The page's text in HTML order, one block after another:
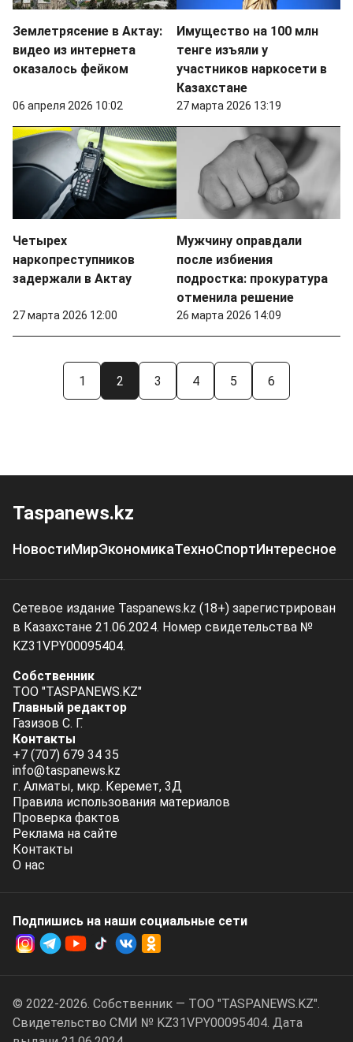
Землетрясение в Актау:
видео из интернета
оказалось фейком
06 апреля 2026 10:02
Имущество на 100 млн
тенге изъяли у
участников наркосети в
Казахстане
27 марта 2026 13:19
Четырех
наркопреступников
задержали в Актау
27 марта 2026 12:00
Мужчину оправдали
после избиения
подростка: прокуратура
отменила решение
26 марта 2026 14:09
1 2 3 4 5 6
Taspanews.kz
НовостиМирЭкономикаТехноСпортИнтересное
Сетевое издание Taspanews.kz (18+) зарегистрирован
в Казахстане 21.06.2024. Номер свидетельства №
KZ31VPY00095404.
Собственник
ТОО "TASPANEWS.KZ"
Главный редактор
Газизов С. Г.
Контакты
+7 (707) 679 34 35
info@taspanews.kz
г. Алматы, мкр. Керемет, 3Д
Правила использования материалов
Проверка фактов
Реклама на сайте
Контакты
О нас
Подпишись на наши социальные cети
© 2022-2026. Собственник — ТОО "TASPANEWS.KZ".
Cвидетельство СМИ № KZ31VPY00095404. Дата